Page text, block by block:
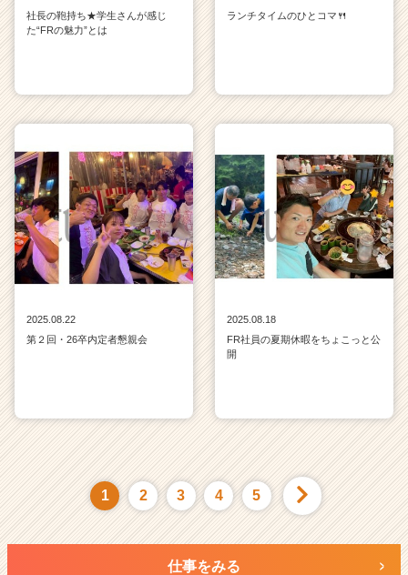
社長の鞄持ち★学生さんが感じ
た“FRの魅力”とは
ランチタイムのひとコマ🍴
2025.08.22
第２回・26卒内定者懇親会
2025.08.18
FR社員の夏期休暇をちょこっと公
開
1 2 3 4 5
仕事をみる